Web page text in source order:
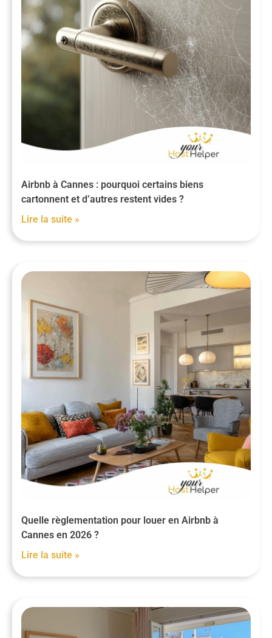
Airbnb à Cannes : pourquoi certains biens
cartonnent et d’autres restent vides ?
Lire la suite »
Quelle règlementation pour louer en Airbnb à
Cannes en 2026 ?
Lire la suite »